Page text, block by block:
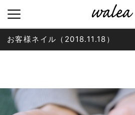
お客様ネイル（2018.11.18）